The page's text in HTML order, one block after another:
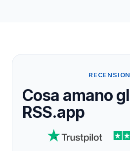
Cosa amano
RSS.app